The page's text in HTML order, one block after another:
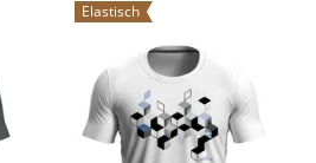
Elastisch